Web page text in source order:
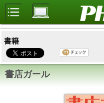
書籍
書店ガール